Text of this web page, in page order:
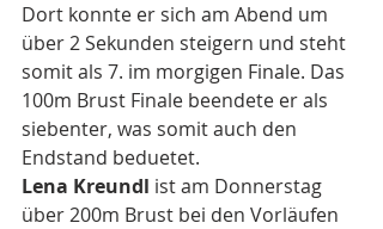
Dort konnte er sich am Abend um
über 2 Sekunden steigern und steht
somit als 7. im morgigen Finale. Das
100m Brust Finale beendete er als
siebenter, was somit auch den
Endstand beduetet.
Lena Kreundl ist am Donnerstag
über 200m Brust bei den Vorläufen